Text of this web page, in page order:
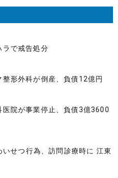
ラで戒告処分
形外科が倒産、負債12億円
院が事業停止、負債3億3600
せつ行為、訪問診療時に 江東